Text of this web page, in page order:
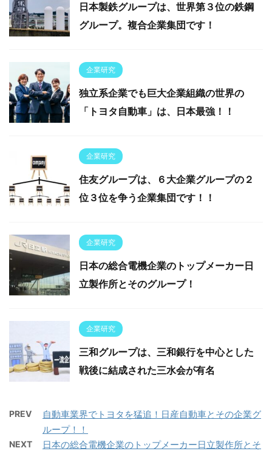
日本製鉄グループは、世界第３位の鉄鋼
グループ。複合企業集団です！
企業研究
独立系企業でも巨大企業組織の世界の
「トヨタ自動車」は、日本最強！！
企業研究
住友グループは、６大企業グループの２
位３位を争う企業集団です！！
企業研究
日本の総合電機企業のトップメーカー日
立製作所とそのグループ！
企業研究
三和グループは、三和銀行を中心とした
戦後に結成された三水会が有名
PREV
自動車業界でトヨタを猛追！日産自動車とその企業グ
ループ！！
NEXT
日本の総合電機企業のトップメーカー日立製作所とそ